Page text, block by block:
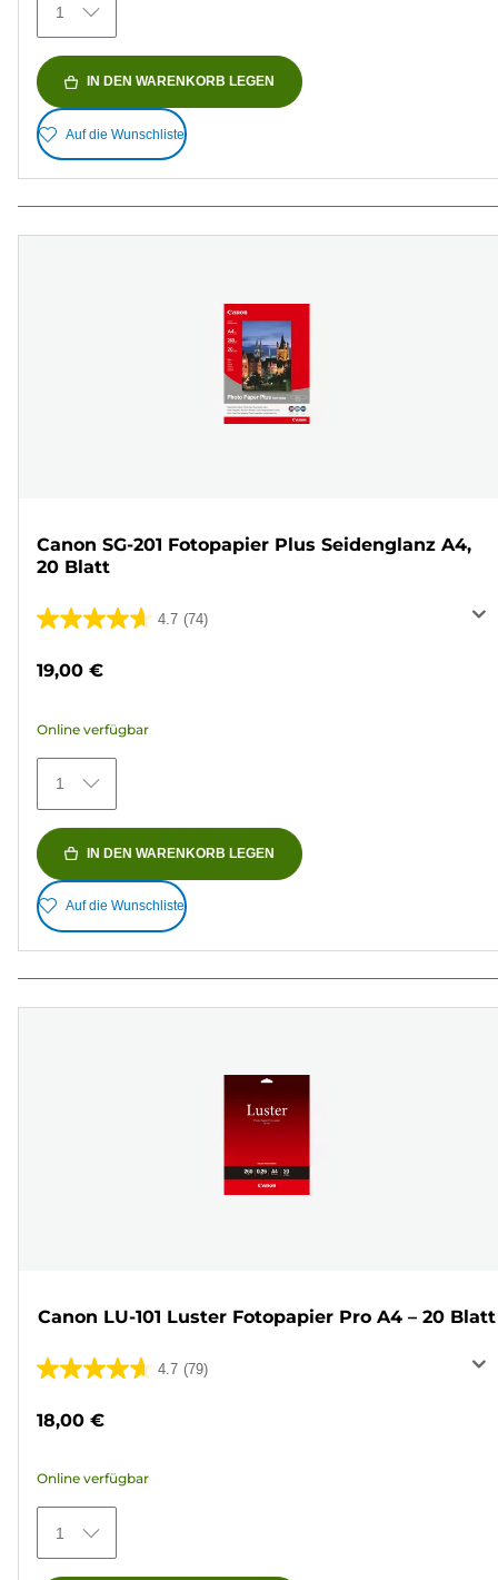
1
IN DEN WARENKORB LEGEN
Auf die Wunschliste
Canon SG-201 Fotopapier Plus Seidenglanz A4,
20 Blatt
4.7 (74)
4.7
74
Bewertungen
19,00 €
Online verfügbar
1
IN DEN WARENKORB LEGEN
Auf die Wunschliste
Canon LU-101 Luster Fotopapier Pro A4 – 20 Blatt
4.7 (79)
4.7
5
79
Bewertungen
18,00 €
Online verfügbar
1